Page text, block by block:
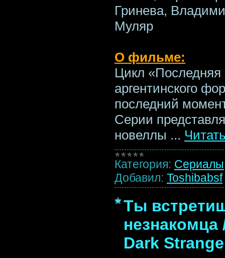
Гринева,
Муляр
О фильме:
Цикл «Последняя
аргентинского
последний
Серии
новеллы ...
Категория: Сериалы
Добавил: Toshibabsf
Ты
незнакомца
Dark